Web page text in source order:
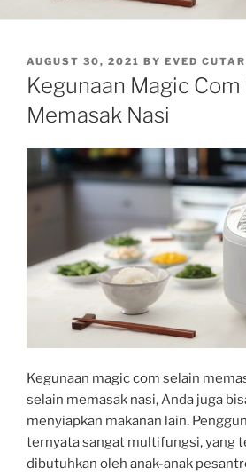
POSTED
ON
AUGUST 30, 2021 BY EVED
Kegunaan Magic Com
Memasak Nasi
Kegunaan magic com selain
selain memasak nasi, Anda juga
menyiapkan makanan lain.
ternyata sangat multifungsi, yang
dibutuhkan oleh anak-anak